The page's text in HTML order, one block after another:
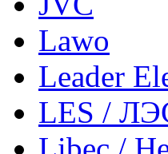
Lawo
Leader
LES /